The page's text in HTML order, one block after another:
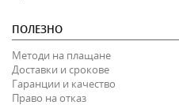
ПОЛЕЗНО
Методи на плащане
Доставки и срокове
Гаранции и качество
Право на отказ